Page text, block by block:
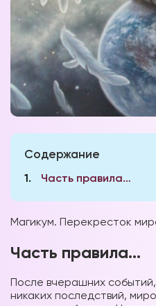
Содержание
1 Часть правила…
Магикум. Перекресток
Часть правила…
После вчерашних
никаких последствий,